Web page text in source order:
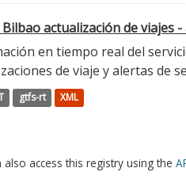
actualización de viajes
en tiempo real del
de viaje y alertas de
gtfs-rt XML
also access this registry using the